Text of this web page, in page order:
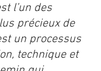
l’un des
précieux de
un processus
technique et